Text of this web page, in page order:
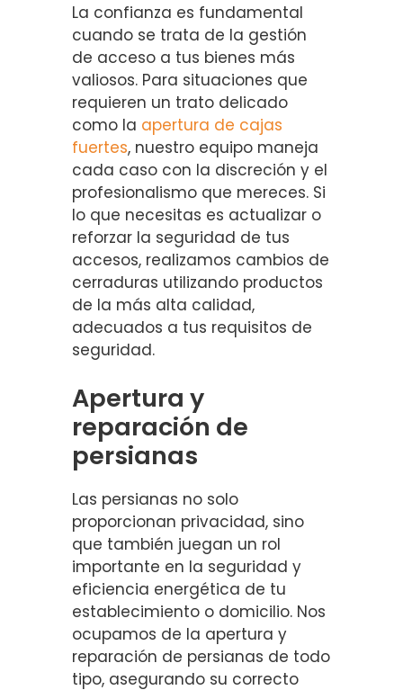
La confianza es fundamental
cuando se trata de la gestión
de acceso a tus bienes más
valiosos. Para situaciones que
requieren un trato delicado
como la apertura de cajas
fuertes, nuestro equipo maneja
cada caso con la discreción y el
profesionalismo que mereces. Si
lo que necesitas es actualizar o
reforzar la seguridad de tus
accesos, realizamos cambios de
cerraduras utilizando productos
de la más alta calidad,
adecuados a tus requisitos de
seguridad.
Apertura y
reparación de
persianas
Las persianas no solo
proporcionan privacidad, sino
que también juegan un rol
importante en la seguridad y
eficiencia energética de tu
establecimiento o domicilio. Nos
ocupamos de la apertura y
reparación de persianas de todo
tipo, asegurando su correcto